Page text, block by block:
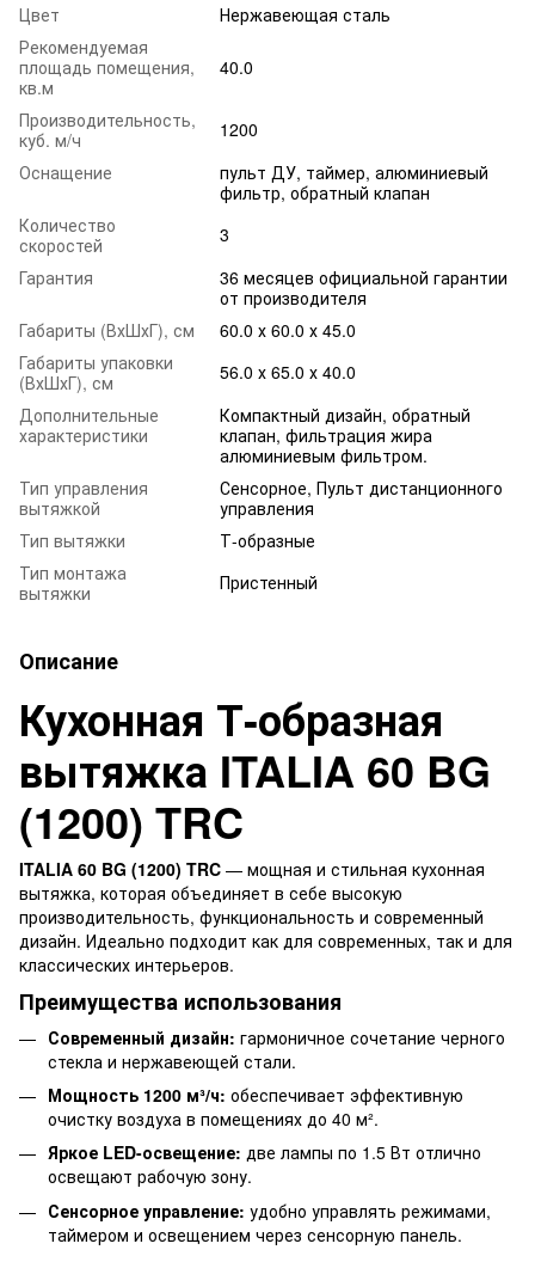
Цвет
Нержавеющая сталь
Рекомендуемая
площадь помещения,
кв.м
40.0
Производительность,
куб. м/ч
1200
Оснащение
пульт ДУ, таймер, алюминиевый
фильтр, обратный клапан
Количество
скоростей
3
Гарантия
36 месяцев официальной гарантии
от производителя
Габариты (ВхШхГ), см
60.0 х 60.0 х 45.0
Габариты упаковки
(ВхШхГ), см
56.0 х 65.0 х 40.0
Дополнительные
характеристики
Компактный дизайн, обратный
клапан, фильтрация жира
алюминиевым фильтром.
Тип управления
вытяжкой
Сенсорное, Пульт дистанционного
управления
Тип вытяжки
Т-образные
Тип монтажа
вытяжки
Пристенный
Описание
Кухонная Т-образная
вытяжка ITALIA 60 BG
(1200) TRC
ITALIA 60 BG (1200) TRC — мощная и стильная кухонная
вытяжка, которая объединяет в себе высокую
производительность, функциональность и современный
дизайн. Идеально подходит как для современных, так и для
классических интерьеров.
Преимущества использования
Современный дизайн: гармоничное сочетание черного
стекла и нержавеющей стали.
Мощность 1200 м³/ч: обеспечивает эффективную
очистку воздуха в помещениях до 40 м².
Яркое LED-освещение: две лампы по 1.5 Вт отлично
освещают рабочую зону.
Сенсорное управление: удобно управлять режимами,
таймером и освещением через сенсорную панель.